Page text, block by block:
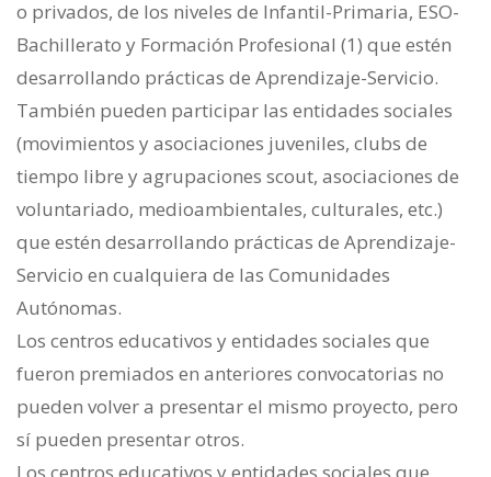
o privados, de los niveles de Infantil-Primaria, ESO-
Bachillerato y Formación Profesional (1) que estén
desarrollando prácticas de Aprendizaje-Servicio.
También pueden participar las entidades sociales
(movimientos y asociaciones juveniles, clubs de
tiempo libre y agrupaciones scout, asociaciones de
voluntariado, medioambientales, culturales, etc.)
que estén desarrollando prácticas de Aprendizaje-
Servicio en cualquiera de las Comunidades
Autónomas.
Los centros educativos y entidades sociales que
fueron premiados en anteriores convocatorias no
pueden volver a presentar el mismo proyecto, pero
sí pueden presentar otros.